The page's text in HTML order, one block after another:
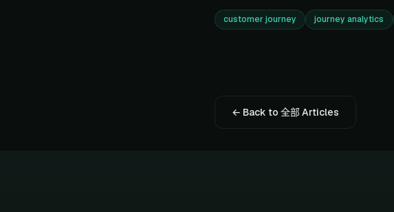
customer journey journey analytics
← Back to 全部 Articles